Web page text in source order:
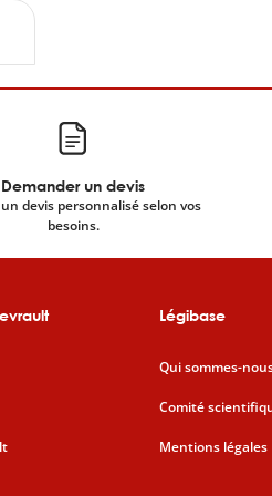
Demander un devis
devis personnalisé selon vos
besoins.
Légibase
Qui sommes-
Comité
Mentions légales